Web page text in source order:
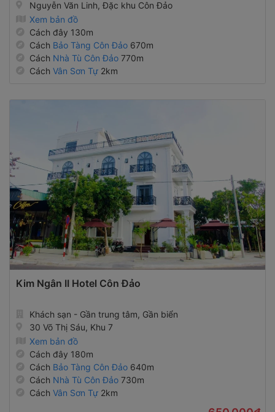
Nguyễn Văn Linh, Đặc khu Côn Đảo
Xem bản đồ
Cách đây 130m
Cách Bảo Tàng Côn Đảo 670m
Cách Nhà Tù Côn Đảo 770m
Cách Vân Sơn Tự 2km
Kim Ngân II Hotel Côn Đảo
Khách sạn - Gần trung tâm, Gần biển
30 Võ Thị Sáu, Khu 7
Xem bản đồ
Cách đây 180m
Cách Bảo Tàng Côn Đảo 640m
Cách Nhà Tù Côn Đảo 730m
Cách Vân Sơn Tự 2km